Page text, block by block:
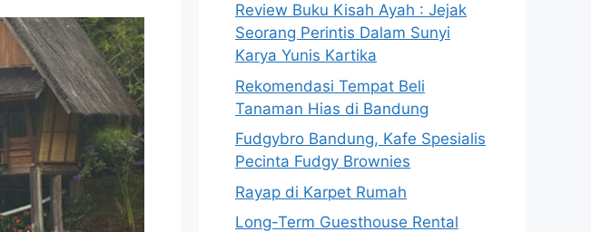
Review Buku Kisah Ayah : Jejak
Seorang Perintis Dalam Sunyi
Karya Yunis Kartika
Rekomendasi Tempat Beli
Tanaman Hias di Bandung
Fudgybro Bandung, Kafe Spesialis
Pecinta Fudgy Brownies
Rayap di Karpet Rumah
Long-Term Guesthouse Rental